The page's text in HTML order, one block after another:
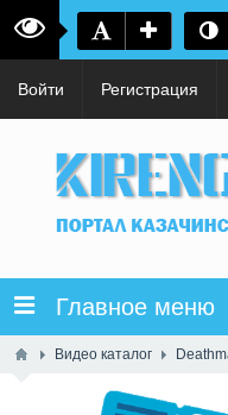
Войти Регистрация
Главное меню
Видео каталог